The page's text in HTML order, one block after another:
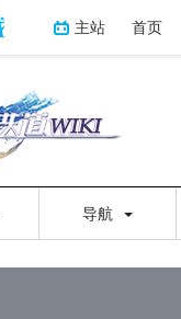
主站 首页
导航